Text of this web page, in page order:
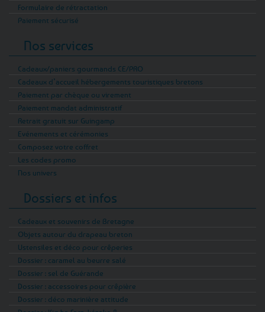
Formulaire de rétractation
Paiement sécurisé
Nos services
Cadeaux/paniers gourmands CE/PRO
Cadeaux d’accueil hébergements touristiques bretons
Paiement par chèque ou virement
Paiement mandat administratif
Retrait gratuit sur Guingamp
Evénements et cérémonies
Composez votre coffret
Les codes promo
Nos univers
Dossiers et infos
Cadeaux et souvenirs de Bretagne
Objets autour du drapeau breton
Ustensiles et déco pour crêperies
Dossier : caramel au beurre salé
Dossier : sel de Guérande
Dossier : accessoires pour crêpière
Dossier : déco marinière attitude